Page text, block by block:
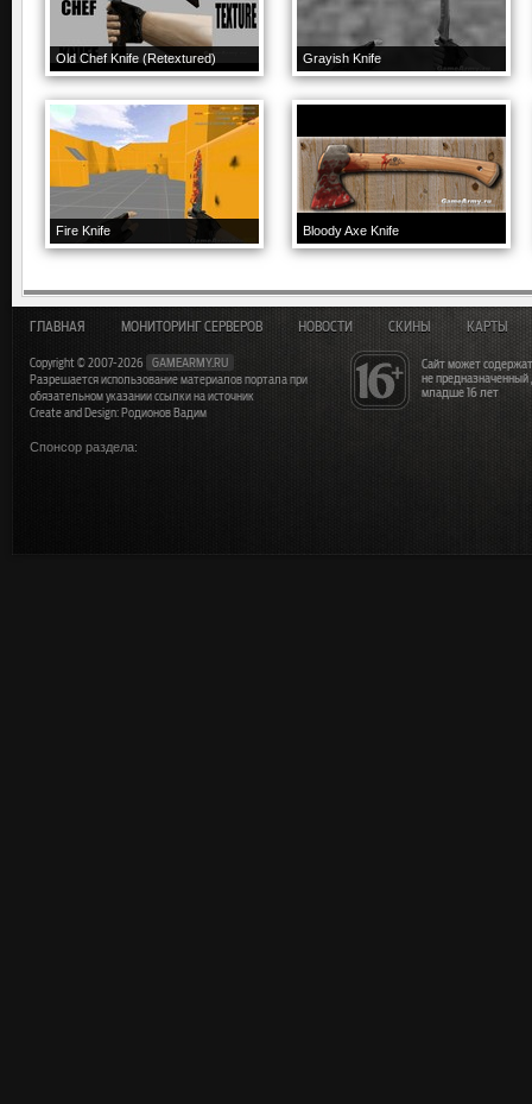
Old Chef Knife (Retextured) Grayish Knife
Fire Knife Bloody Axe Knife
Сайт может
не
младше 16 лет
ГЛАВНАЯ МОНИТОРИНГ СЕРВЕРОВ НОВОСТИ СКИНЫ КАРТЫ
Copyright © 2007-2026
GAMEARMY.RU
Разрешается использование материалов портала при
обязательном указании ссылки на источник
Create and Design: Родионов Вадим
Спонсор раздела: